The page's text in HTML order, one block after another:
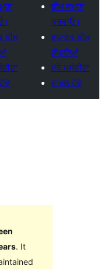
ਥੀਮ
ਥੀਮ ਜਮ੍ਹਾ
ਕਰਵਾਓ।
ਵਪਾਰਕ ਥੀਮ
ਕੰਪਨੀਆਂ
ਮੇਰੇ ਪਸੰਦੀਦਾ
ਦਾਖਲ ਹੋਵੋ
. It